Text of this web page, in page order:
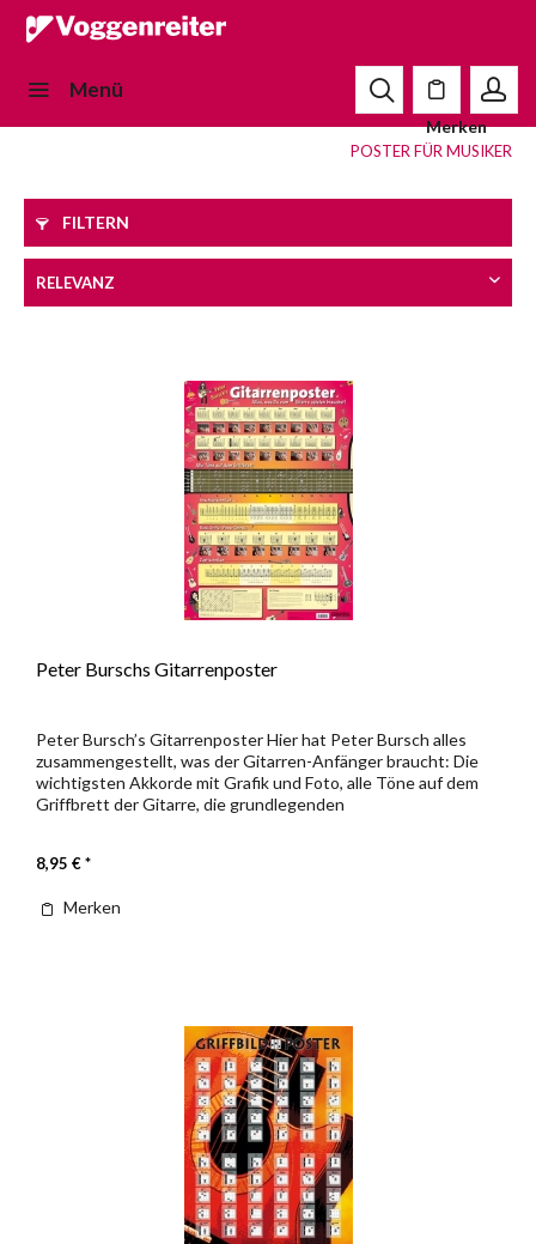
Menü
Merken
POSTER FÜR MUSIKER
FILTERN
Peter Burschs Gitarrenposter
Peter Bursch’s Gitarrenposter Hier hat Peter Bursch alles
zusammengestellt, was der Gitarren-Anfänger braucht: Die
wichtigsten Akkorde mit Grafik und Foto, alle Töne auf dem
Griffbrett der Gitarre, die grundlegenden
8,95 € *
Merken